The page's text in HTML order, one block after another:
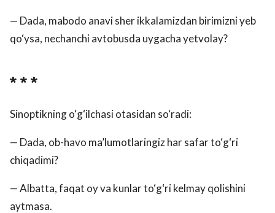
— Dada, mabodo anavi sher ikkalamizdan birimizni yeb
qo‘ysa, nechanchi avtobusda uygacha yetvolay?
* * *
Sinoptikning o‘g‘ilchasi otasidan so‘radi:
— Dada, ob-havo ma’lumotlaringiz har safar to‘g‘ri
chiqadimi?
— Albatta, faqat oy va kunlar to‘g‘ri kelmay qolishini
aytmasa.